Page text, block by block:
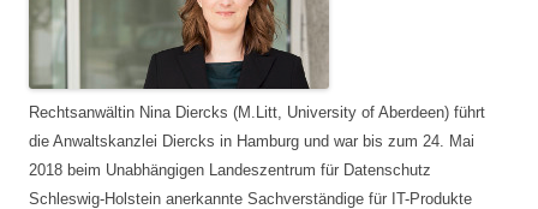
Rechtsanwältin Nina Diercks (M.Litt, University of Aberdeen) führt
die Anwaltskanzlei Diercks in Hamburg und war bis zum 24. Mai
2018 beim Unabhängigen Landeszentrum für Datenschutz
Schleswig-Holstein anerkannte Sachverständige für IT-Produkte